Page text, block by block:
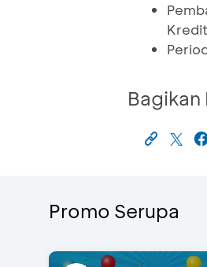
Bagikan
Promo Serupa